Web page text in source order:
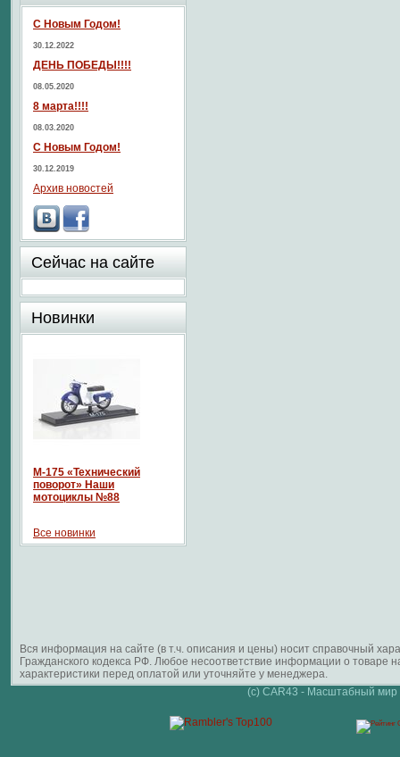
С Новым Годом!
30.12.2022
ДЕНЬ ПОБЕДЫ!!!!
08.05.2020
8 марта!!!!
08.03.2020
С Новым Годом!
30.12.2019
Архив новостей
Сейчас на сайте
Новинки
М-175 «Технический
поворот» Наши
мотоциклы №88
Все новинки
Вся информация на сайте (в т.ч. описания и цены) носит справочный
Гражданского кодекса РФ. Любое несоответствие информации о
характеристики перед оплатой или уточняйте у менеджера.
(c) CAR43 - Масштабный мир